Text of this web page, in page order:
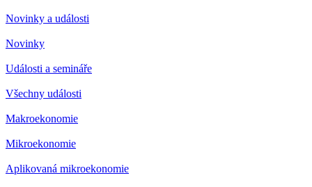
Novinky a události
Novinky
Události a semináře
Všechny události
Makroekonomie
Mikroekonomie
Aplikovaná mikroekonomie